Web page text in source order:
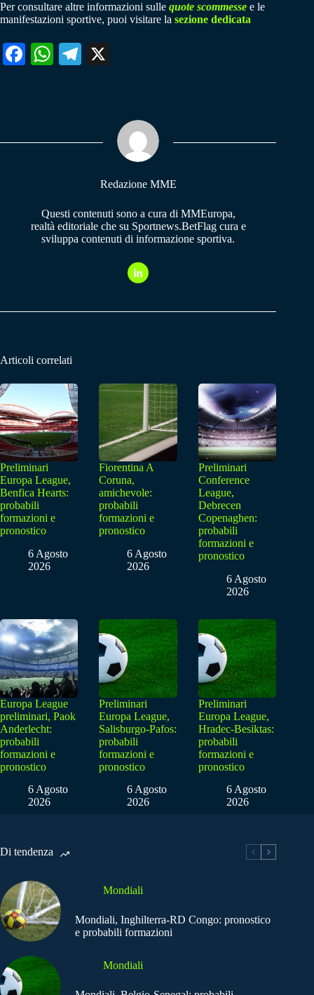
Per consultare altre informazioni sulle quote scommesse e le
manifestazioni sportive, puoi visitare la sezione dedicata
Fa W
pp
Te
m
Redazione MME
Questi contenuti sono a cura di MMEuropa,
realtà editoriale che su Sportnews.BetFlag cura e
sviluppa contenuti di informazione sportiva.
Articoli correlati
Preliminari
Europa League,
Benfica Hearts:
probabili
formazioni e
pronostico
6 Agosto
2026
Fiorentina A
Coruna,
amichevole:
probabili
formazioni e
pronostico
6 Agosto
2026
Preliminari
Conference
League,
Debrecen
Copenaghen:
probabili
formazioni e
pronostico
6 Agosto
2026
Europa League
preliminari, Paok
Anderlecht:
probabili
formazioni e
pronostico
6 Agosto
2026
Preliminari
Europa League,
Salisburgo-Pafos:
probabili
formazioni e
pronostico
6 Agosto
2026
Preliminari
Europa League,
Hradec-Besiktas:
probabili
formazioni e
pronostico
6 Agosto
2026
Di tendenza
Mondiali
Mondiali, Inghilterra-RD Congo: pronostico
e probabili formazioni
Mondiali